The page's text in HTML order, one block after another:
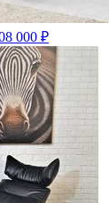
000 ₽